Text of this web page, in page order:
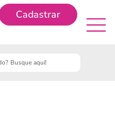
Cadastrar